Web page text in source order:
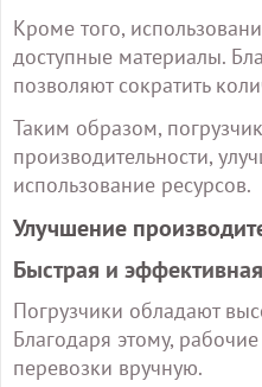
Кроме того,
доступные материалы.
позволяют сократить
Таким образом,
производительности,
использование ресурсов.
Улучшение
Быстрая и
Погрузчики обладают
Благодаря этому,
перевозки вручную.